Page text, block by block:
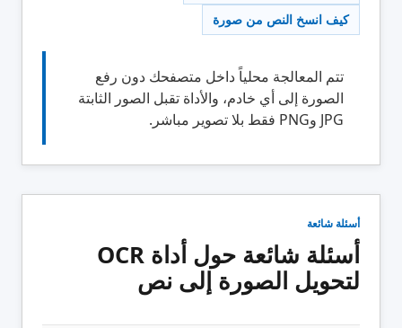
كيف انسخ النص من صورة
تتم المعالجة محلياً داخل متصفحك دون رفع
الصورة إلى أي خادم، والأداة تقبل الصور الثابتة
JPG وPNG فقط بلا تصوير مباشر.
أسئلة شائعة
أسئلة شائعة حول أداة OCR
لتحويل الصورة إلى نص